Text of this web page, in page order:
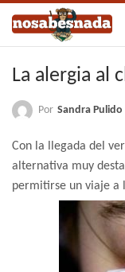
La alergia al
Por Sandra Pulido
Con la llegada del
alternativa muy
permitirse un viaje a